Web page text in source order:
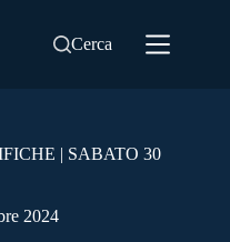
Cerca
| SABATO 30
2024